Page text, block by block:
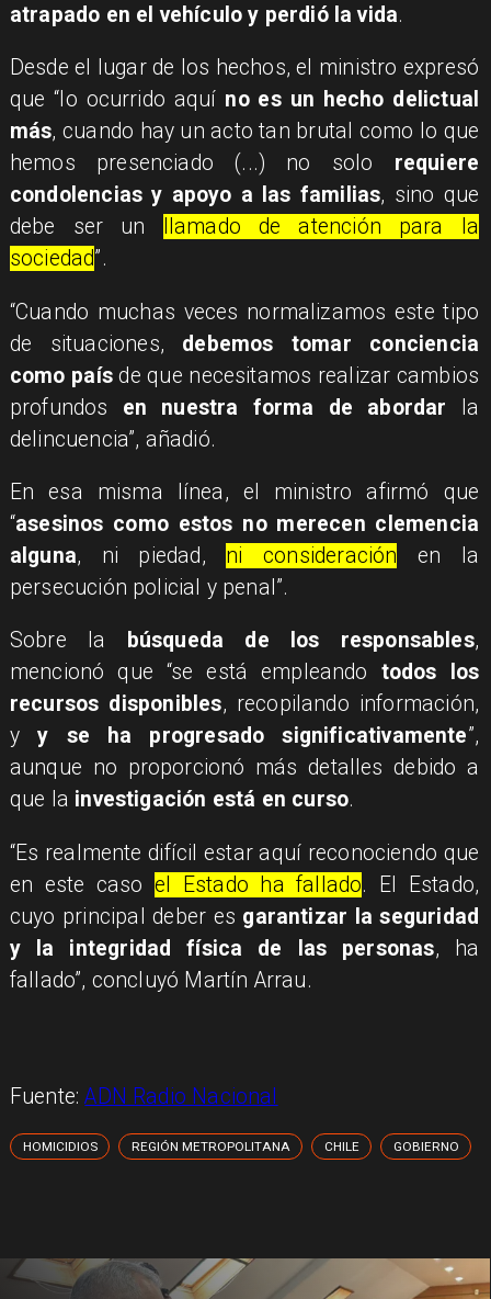
atrapado en el vehículo y perdió la vida.
Desde el lugar de los hechos, el ministro expresó
que “lo ocurrido aquí no es un hecho delictual
más, cuando hay un acto tan brutal como lo que
hemos presenciado (...) no solo requiere
condolencias y apoyo a las familias, sino que
debe ser un
llamado de atención para la
sociedad”.
“Cuando muchas veces normalizamos este tipo
de situaciones, debemos tomar conciencia
como paísde que necesitamos realizar cambios
profundos en nuestra forma de abordar la
delincuencia”, añadió.
En esa misma línea, el ministro afirmó que
“asesinos como estos no merecen clemencia
alguna, ni piedad, ni consideración en la
persecución policial y penal”.
Sobre la búsqueda de los responsables,
mencionó que “se está empleando todos los
recursos disponibles, recopilando información,
yy se ha progresado significativamente”,
aunque no proporcionó más detalles debido a
que la investigación está en curso.
“Es realmente difícil estar aquí reconociendo que
en este casoel Estado ha fallado. El Estado,
cuyo principal deber es garantizar la seguridad
y la integridad física de las personas, ha
fallado”, concluyó Martín Arrau.
Fuente:ADN Radio Nacional
HOMICIDIOS REGIÓN METROPOLITANA CHILE GOBIERNO